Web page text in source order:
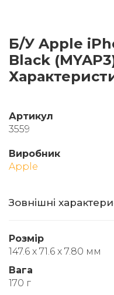
Б/У Apple
Black
Артикул
3559
Виробник
Apple
Зовнішні
Розмір
147.6 x 71.6 x 7.80 мм
Вага
170 г